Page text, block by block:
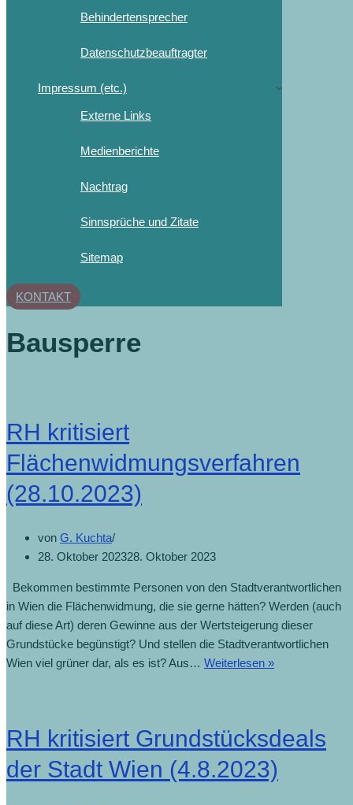
Behindertensprecher
Datenschutzbeauftragter
Impressum (etc.)
Externe Links
Medienberichte
Nachtrag
Sinnsprüche und Zitate
Sitemap
KONTAKT
Bausperre
RH kritisiert
Flächenwidmungsverfahren
(28.10.2023)
von G. Kuchta
28. Oktober 202328. Oktober 2023
Bekommen bestimmte Personen von den Stadtverantwortlichen
in Wien die Flächenwidmung, die sie gerne hätten? Werden (auch
auf diese Art) deren Gewinne aus der Wertsteigerung dieser
Grundstücke begünstigt? Und stellen die Stadtverantwortlichen
Wien viel grüner dar, als es ist? Aus… Weiterlesen »
RH kritisiert Grundstücksdeals
der Stadt Wien (4.8.2023)